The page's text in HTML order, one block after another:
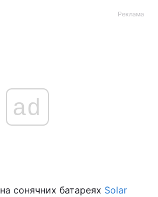
Реклама
ad
на сонячних батареях Solar